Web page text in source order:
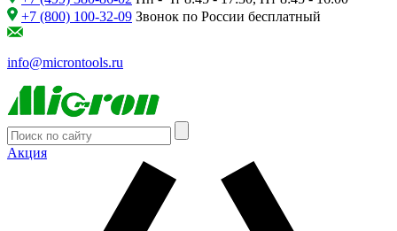
+7 (800) 100-32-09 Звонок по России бесплатный
info@microntools.ru
Акция